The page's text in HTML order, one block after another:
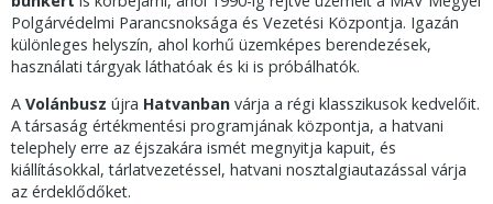
Polgárvédelmi Parancsnoksága és Vezetési Központja. Igazán
különleges helyszín, ahol korhű üzemképes berendezések,
használati tárgyak láthatóak és ki is próbálhatók.
A Volánbusz újra Hatvanban várja a régi klasszikusok kedvelőit.
A társaság értékmentési programjának központja, a hatvani
telephely erre az éjszakára ismét megnyitja kapuit, és
kiállításokkal, tárlatvezetéssel, hatvani nosztalgiautazással várja
az érdeklődőket.